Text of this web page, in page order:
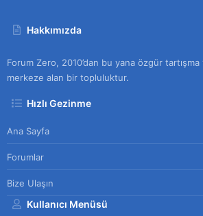
Hakkımızda
Forum Zero, 2010’dan bu yana özgür tartışma
merkeze alan bir topluluktur.
Hızlı Gezinme
Ana Sayfa
Forumlar
Bize Ulaşın
Kullanıcı Menüsü